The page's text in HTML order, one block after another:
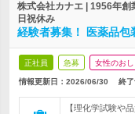
株式会社カナエ | 1956年
日祝休み
経験者募集！ 医薬品包
正社員 急募 女性のお
情報更新日：2026/06/30 終了
【理化学試験や